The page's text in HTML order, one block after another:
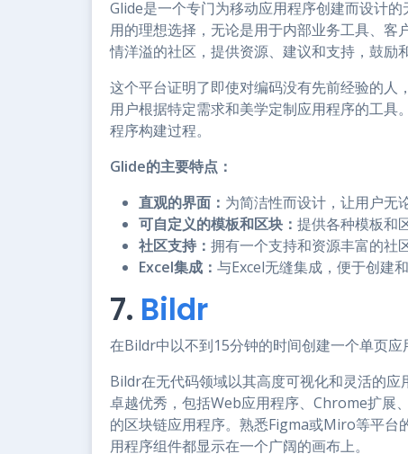
Glide是一个专门为移动应用程序创建而设计
用的理想选择，无论是用于内部业务工具、
情洋溢的社区，提供资源、建议和支持，鼓励
这个平台证明了即使对编码没有先前经验的人
用户根据特定需求和美学定制应用程序的工
程序构建过程。
Glide的主要特点：
直观的界面： 为简洁性而设计，让用户无
可自定义的模板和区块： 提供各种模板和
社区支持： 拥有一个支持和资源丰富的社
Excel集成： 与Excel无缝集成，便于创建
7. Bildr
在Bildr中以不到15分钟的时间创建一个单页应
Bildr在无代码领域以其高度可视化和灵活的
卓越优秀，包括Web应用程序、Chrome扩展
的区块链应用程序。熟悉Figma或Miro等平台
用程序组件都显示在一个广阔的画布上。